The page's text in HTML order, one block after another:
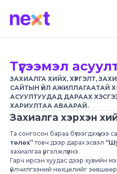
Түгээмэл
ЗАХИАЛГА ХИЙХ, ХҮРГЭЛТ,
САЙТЫН ҮЙЛ АЖИЛЛАГААТАЙ
АСУУЛТУУДАД ДАРААХ
ХАРИУЛТАА АВААРАЙ.
Захиалга хэрхэн
Та сонгосон бараа бүтээгдэхүүнээ
төлөх” товч дээр дарах эсвэл
захиалгаа үргэлжлүүлнэ.
Гарч ирсэн хуудас дээр хувийн
үйлчилгээний нөхцөлийг